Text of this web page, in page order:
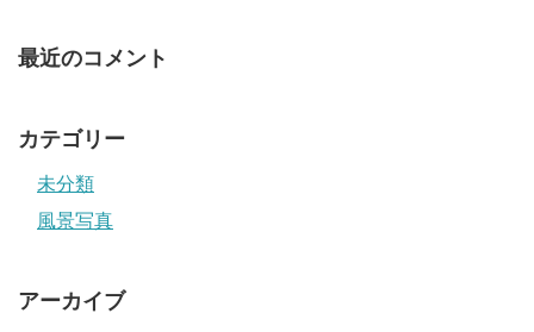
最近のコメント
カテゴリー
未分類
風景写真
アーカイブ